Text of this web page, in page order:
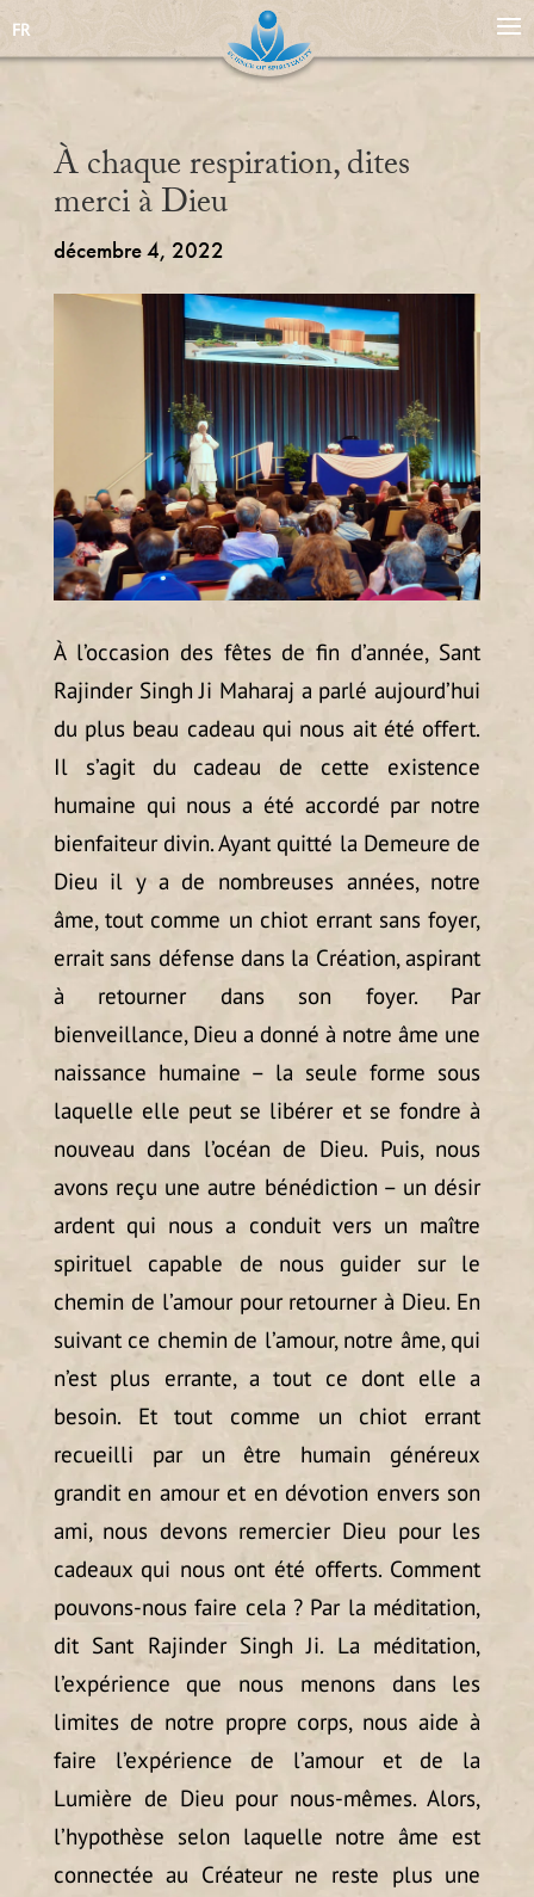
FR
À chaque respiration, dites
merci à Dieu
décembre 4, 2022
À l’occasion des fêtes de fin d’année, Sant
Rajinder Singh Ji Maharaj a parlé aujourd’hui
du plus beau cadeau qui nous ait été offert.
Il s’agit du cadeau de cette existence
humaine qui nous a été accordé par notre
bienfaiteur divin. Ayant quitté la Demeure de
Dieu il y a de nombreuses années, notre
âme, tout comme un chiot errant sans foyer,
errait sans défense dans la Création, aspirant
à retourner dans son foyer. Par
bienveillance, Dieu a donné à notre âme une
naissance humaine – la seule forme sous
laquelle elle peut se libérer et se fondre à
nouveau dans l’océan de Dieu. Puis, nous
avons reçu une autre bénédiction – un désir
ardent qui nous a conduit vers un maître
spirituel capable de nous guider sur le
chemin de l’amour pour retourner à Dieu. En
suivant ce chemin de l’amour, notre âme, qui
n’est plus errante, a tout ce dont elle a
besoin. Et tout comme un chiot errant
recueilli par un être humain généreux
grandit en amour et en dévotion envers son
ami, nous devons remercier Dieu pour les
cadeaux qui nous ont été offerts. Comment
pouvons-nous faire cela ? Par la méditation,
dit Sant Rajinder Singh Ji. La méditation,
l’expérience que nous menons dans les
limites de notre propre corps, nous aide à
faire l’expérience de l’amour et de la
Lumière de Dieu pour nous-mêmes. Alors,
l’hypothèse selon laquelle notre âme est
connectée au Créateur ne reste plus une